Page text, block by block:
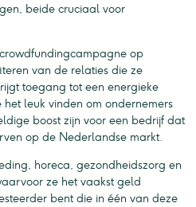
beide cruciaal voor
op
van de relaties die ze
toegang tot een energieke
leuk vinden om ondernemers
boost zijn voor een bedrijf dat
op de Nederlandse markt.
horeca, gezondheidszorg en
ze het vaakst geld
bent die in één van deze